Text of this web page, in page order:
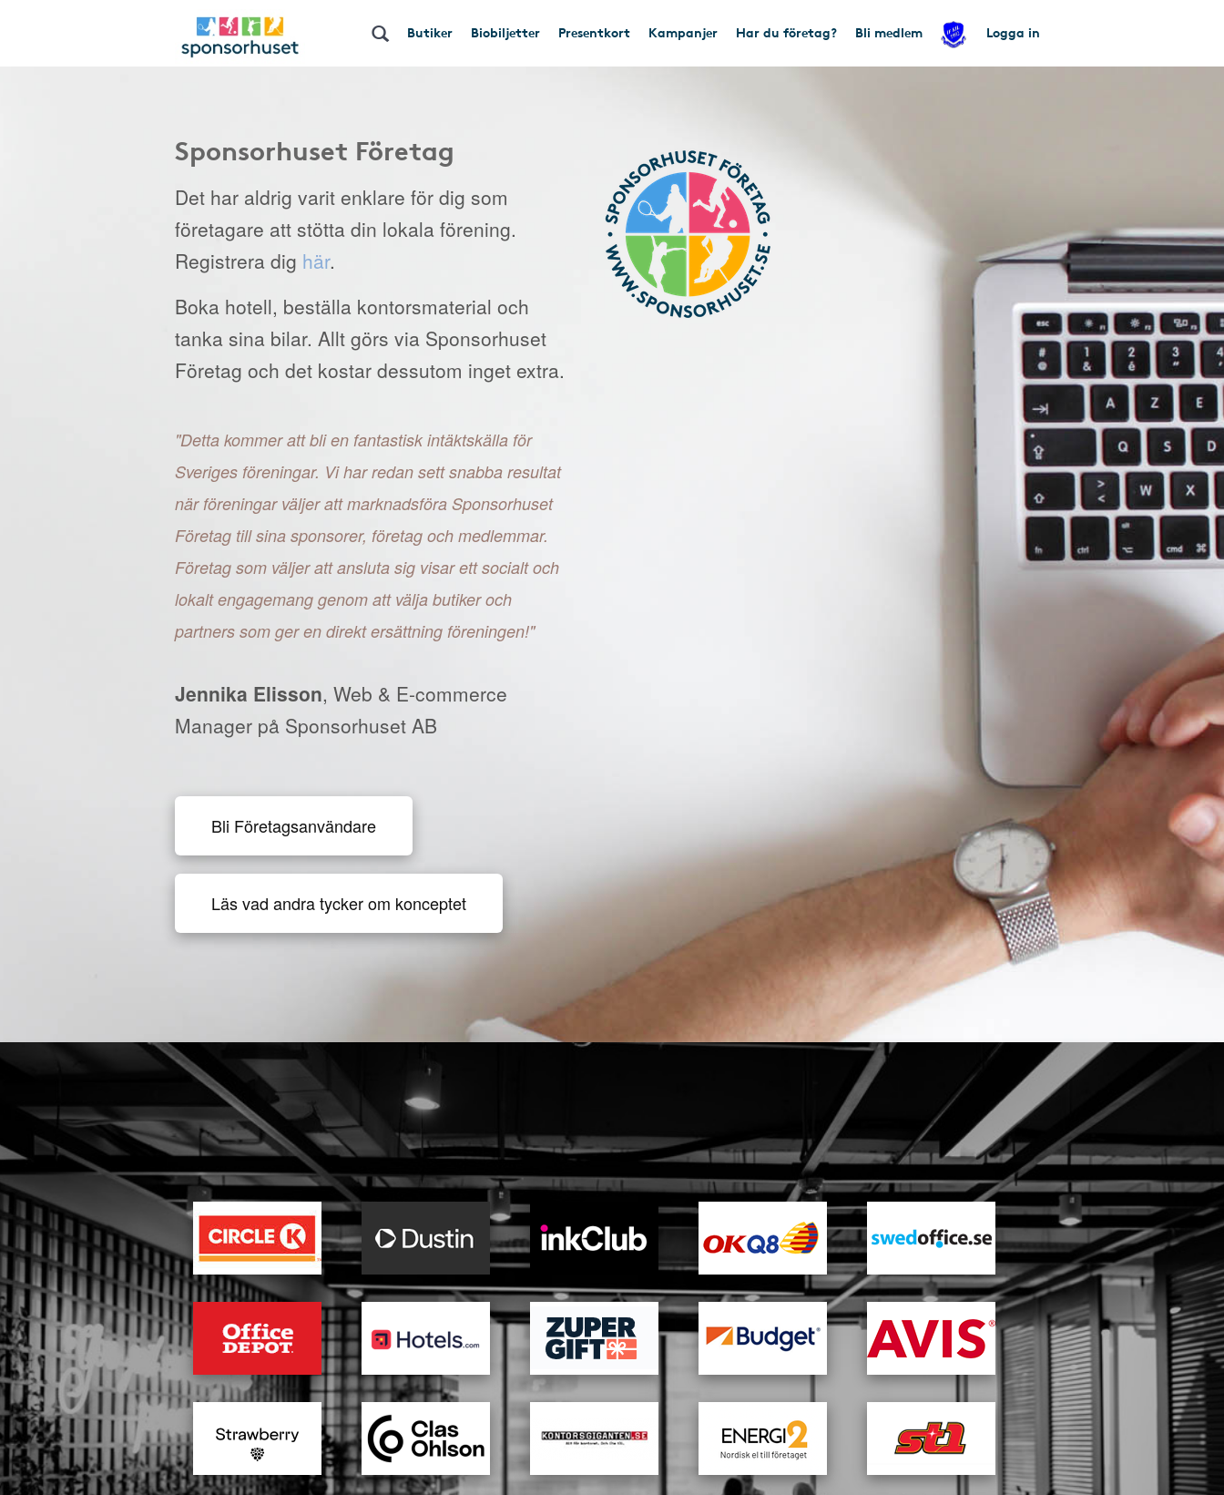
Butiker Biobiljetter Presentkort Kampanjer Har du företag? Bli medlem Logga in
Sponsorhuset Företag
Det har aldrig varit enklare för dig som
företagare att stötta din lokala förening.
Registrera dig här.
Boka hotell, beställa kontorsmaterial och
tanka sina bilar. Allt görs via Sponsorhuset
Företag och det kostar dessutom inget extra.
"Detta kommer att bli en fantastisk intäktskälla för
Sveriges föreningar. Vi har redan sett snabba resultat
när föreningar väljer att marknadsföra Sponsorhuset
Företag till sina sponsorer, företag och medlemmar.
Företag som väljer att ansluta sig visar ett socialt och
lokalt engagemang genom att välja butiker och
partners som ger en direkt ersättning föreningen!"
Jennika Elisson, Web & E-commerce
Manager på Sponsorhuset AB
Bli Företagsanvändare
Läs vad andra tycker om konceptet